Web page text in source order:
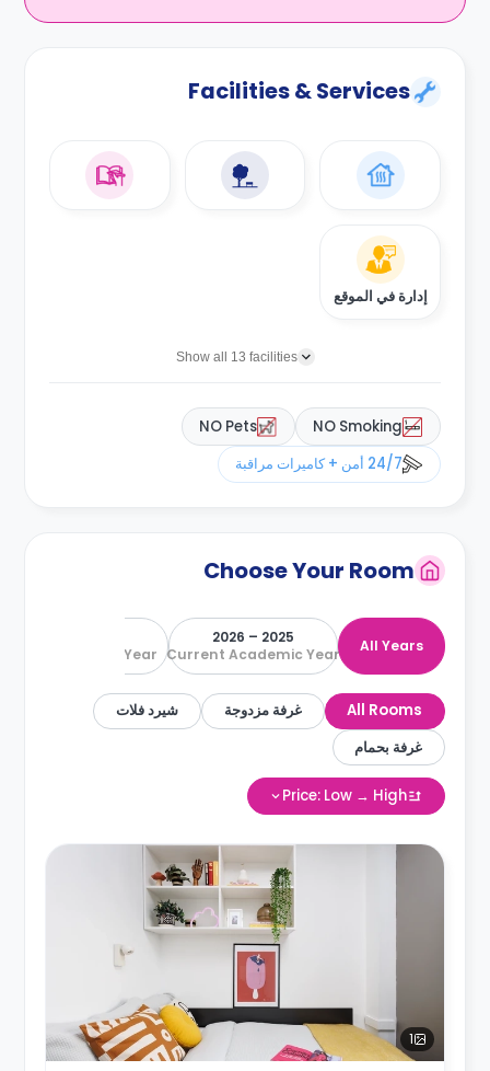
Facilities & Services
إدارة في الموقع
Show all 13 facilities
NO Smoking
NO Pets
24/7 أمن + كاميرات مراقبة
Choose Your Room
All Years
2025 – 2026
Current Academic Year
Next Academic Year
All Rooms غرفة مزدوجة
شيرد فلات
غرفة بحمام
Price: Low → High
1